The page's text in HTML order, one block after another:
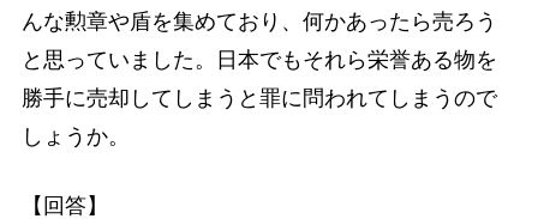
んな勲章や盾を集めており、何かあったら売ろう
と思っていました。日本でもそれら栄誉ある物を
勝手に売却してしまうと罪に問われてしまうので
しょうか。
【回答】